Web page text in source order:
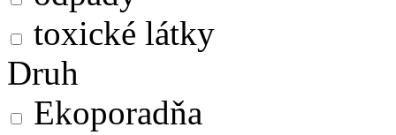
toxické látky
Druh
Ekoporadňa